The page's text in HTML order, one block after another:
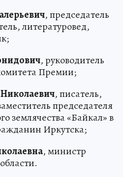
, председатель
литературовед,
, руководитель
Премии;
, писатель,
председателя
землячества «Байкал» в
Иркутска;
, министр